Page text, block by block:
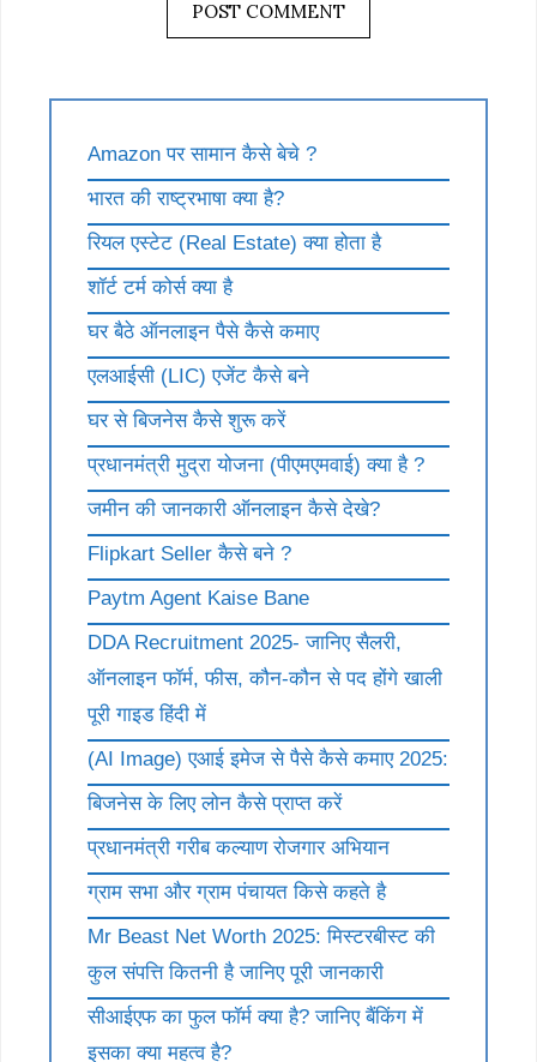
Amazon पर सामान कैसे बेचे ?
भारत की राष्ट्रभाषा क्या है?
रियल एस्टेट (Real Estate) क्या होता है
शॉर्ट टर्म कोर्स क्या है
घर बैठे ऑनलाइन पैसे कैसे कमाए
एलआईसी (LIC) एजेंट कैसे बने
घर से बिजनेस कैसे शुरू करें
प्रधानमंत्री मुद्रा योजना (पीएमएमवाई) क्या है ?
जमीन की जानकारी ऑनलाइन कैसे देखे?
Flipkart Seller कैसे बने ?
Paytm Agent Kaise Bane
DDA Recruitment 2025- जानिए सैलरी,
ऑनलाइन फॉर्म, फीस, कौन-कौन से पद होंगे खाली
पूरी गाइड हिंदी में
(AI Image) एआई इमेज से पैसे कैसे कमाए 2025:
बिजनेस के लिए लोन कैसे प्राप्त करें
प्रधानमंत्री गरीब कल्याण रोजगार अभियान
ग्राम सभा और ग्राम पंचायत किसे कहते है
Mr Beast Net Worth 2025: मिस्टरबीस्ट की
कुल संपत्ति कितनी है जानिए पूरी जानकारी
सीआईएफ का फुल फॉर्म क्या है? जानिए बैंकिंग में
इसका क्या महत्व है?